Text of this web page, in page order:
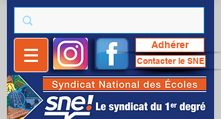
Adhérer
Contacter le SNE